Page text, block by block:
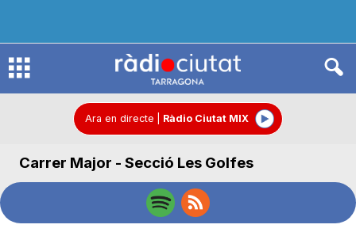
R
d
Ara en directe Ràdio Ciutat MIX
Carrer Major - Secció Les Golfes